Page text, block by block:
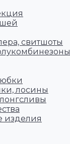
свитшоты
лосины
изделия